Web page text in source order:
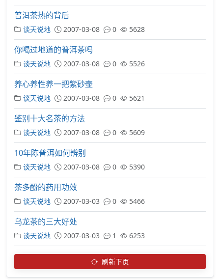
普洱茶热的背后
谈天说地 2007-03-08 0 5628
你喝过地道的普洱茶吗
谈天说地 2007-03-08 0 5526
养心养性养一把紫砂壶
谈天说地 2007-03-08 0 5621
鉴别十大名茶的方法
谈天说地 2007-03-08 0 5609
10年陈普洱如何辨别
谈天说地 2007-03-08 0 5390
茶多酚的药用功效
谈天说地 2007-03-03 0 5466
乌龙茶的三大好处
谈天说地 2007-03-03 1 6253
刷新下页